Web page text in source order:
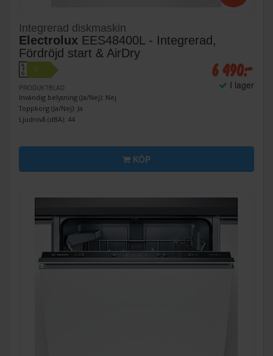
Integrerad diskmaskin
Electrolux EES48400L - Integrerad,
Fördröjd start & AirDry
A
↑
G
C
PRODUKTBLAD
Invändig belysning (Ja/Nej): Nej
Toppkorg (Ja/Nej): Ja
Ljudnivå (dBA): 44
6 490:-
I lager
KÖP